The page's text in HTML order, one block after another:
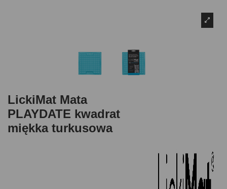
LickiMat Mata
PLAYDATE kwadrat
miękka turkusowa